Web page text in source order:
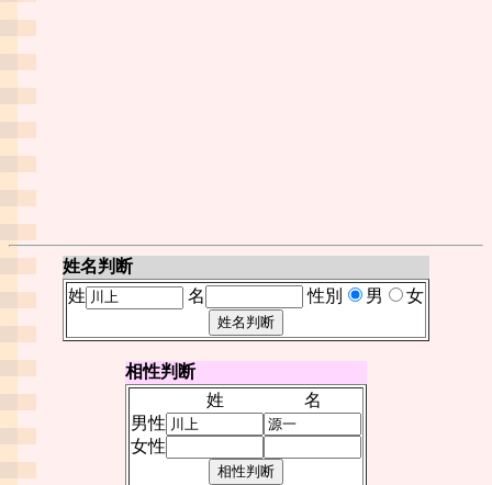
姓名判断
姓
名 性別 男 女
相性判断
姓
名
男性
女性